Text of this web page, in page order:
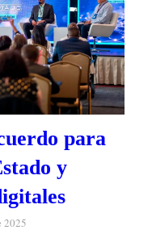
para
y
2025